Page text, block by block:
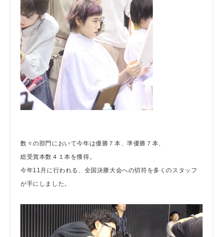
数々の部門において今年は優勝７本、準優勝７本、
総受賞本数４１本を獲得。
今年11月に行われる、全国決勝大会への切符を多くのスタッフ
が手にしました。